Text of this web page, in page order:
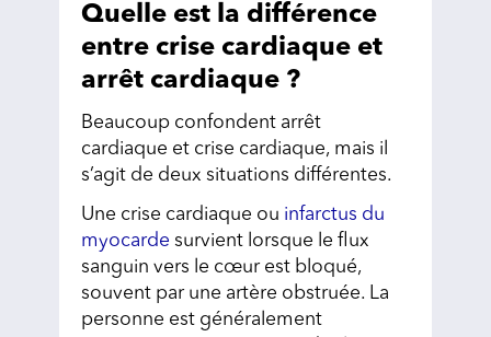
Quelle est la différence
entre crise cardiaque et
arrêt cardiaque ?
Beaucoup confondent arrêt
cardiaque et crise cardiaque, mais il
s’agit de deux situations différentes.
Une crise cardiaque ou infarctus du
myocarde survient lorsque le flux
sanguin vers le cœur est bloqué,
souvent par une artère obstruée. La
personne est généralement